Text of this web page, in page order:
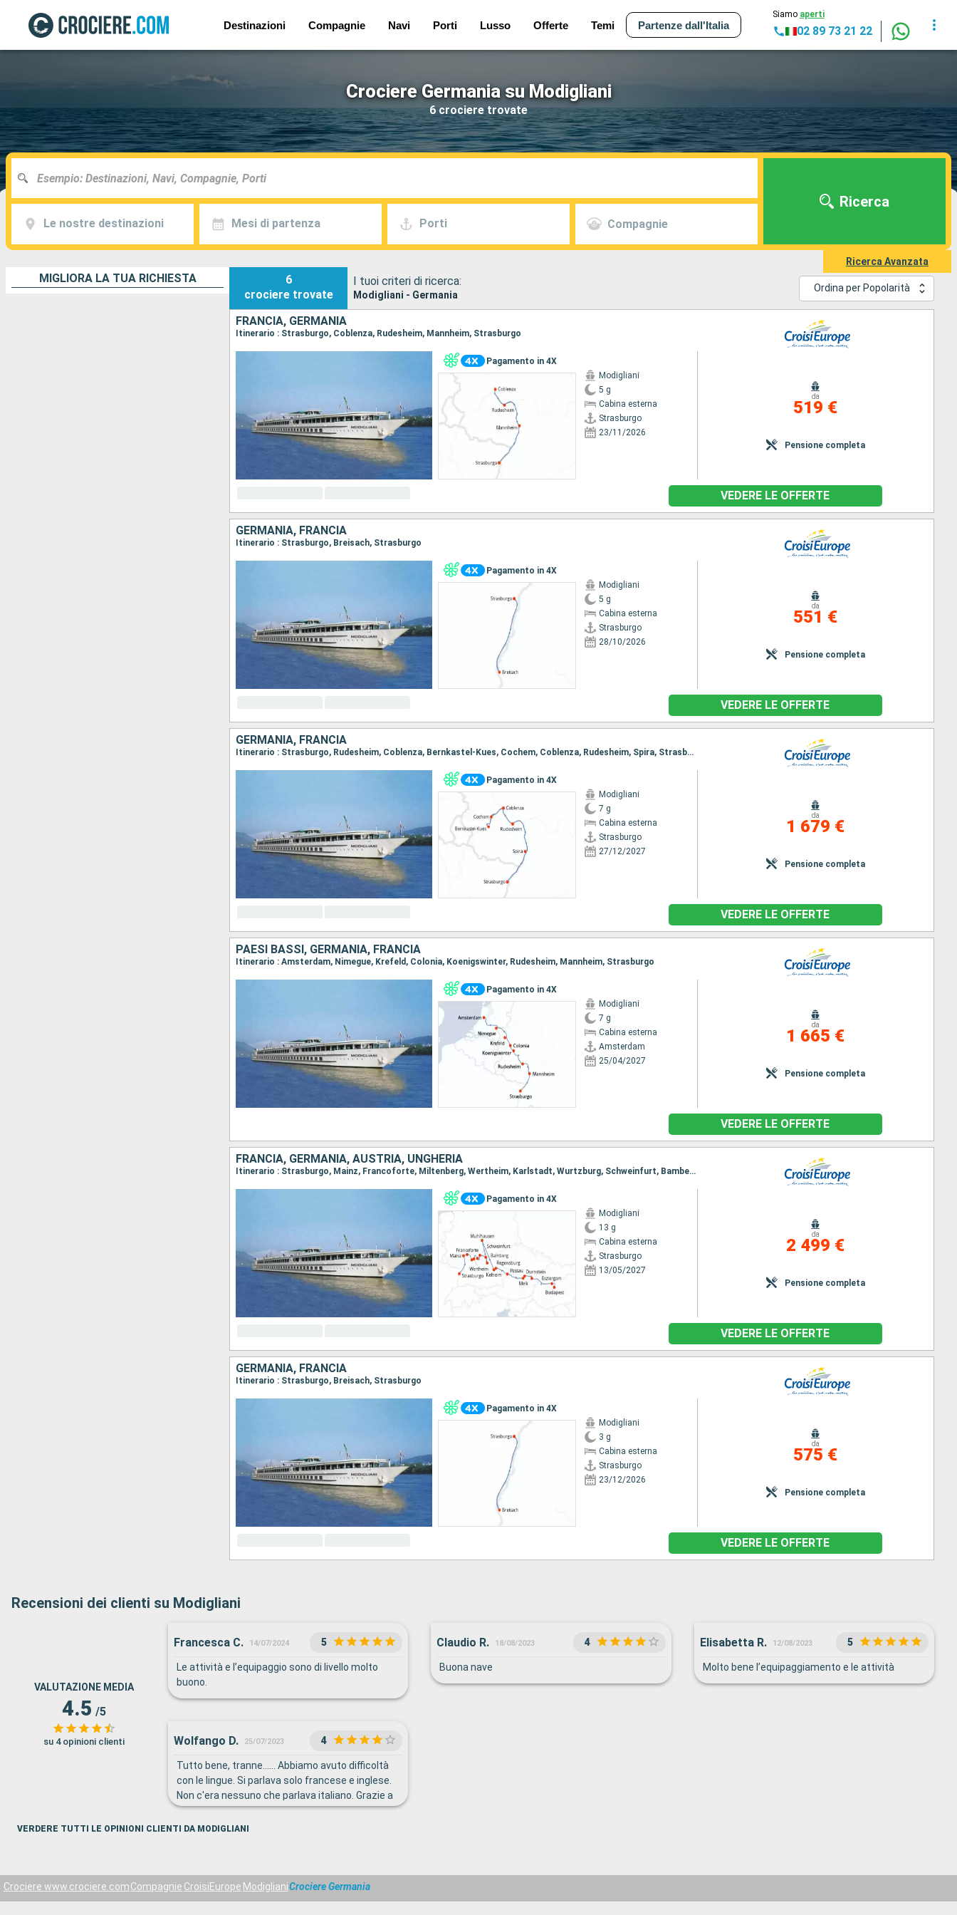
Destinazioni Compagnie Navi Porti Lusso Offerte Temi Partenze dall'Italia
Siamo aperti
02 89 73 21 22
Crociere Germania su Modigliani
6 crociere trovate
Le nostre destinazioni Mesi di partenza Porti Compagnie
Ricerca
Ricerca Avanzata
MIGLIORA LA TUA RICHIESTA
6
crociere trovate
I tuoi criteri di ricerca:
Modigliani - Germania
Ordina per Popolarità
FRANCIA, GERMANIA
Itinerario : Strasburgo, Coblenza, Rudesheim, Mannheim, Strasburgo
Pagamento in 4X
Modigliani
5 g
Cabina esterna
Strasburgo
23/11/2026
da
519 €
Pensione completa
VEDERE LE OFFERTE
GERMANIA, FRANCIA
Itinerario : Strasburgo, Breisach, Strasburgo
Pagamento in 4X
Modigliani
5 g
Cabina esterna
Strasburgo
28/10/2026
da
551 €
Pensione completa
VEDERE LE OFFERTE
GERMANIA, FRANCIA
Itinerario : Strasburgo, Rudesheim, Coblenza, Bernkastel-Kues, Cochem, Coblenza, Rudesheim, Spira, Strasburgo
Pagamento in 4X
Modigliani
7 g
Cabina esterna
Strasburgo
27/12/2027
da
1 679 €
Pensione completa
VEDERE LE OFFERTE
PAESI BASSI, GERMANIA, FRANCIA
Itinerario : Amsterdam, Nimegue, Krefeld, Colonia, Koenigswinter, Rudesheim, Mannheim, Strasburgo
Pagamento in 4X
Modigliani
7 g
Cabina esterna
Amsterdam
25/04/2027
da
1 665 €
Pensione completa
VEDERE LE OFFERTE
FRANCIA, GERMANIA, AUSTRIA, UNGHERIA
Itinerario : Strasburgo, Mainz, Francoforte, Miltenberg, Wertheim, Karlstadt, Wurtzburg, Schweinfurt, Bamberg, Norimberga, Muhlhausen, Kelheim, Regensburg, Passau, Melk, Durnstein, Vienna, Esztergom, Budapest
Pagamento in 4X
Modigliani
13 g
Cabina esterna
Strasburgo
13/05/2027
da
2 499 €
Pensione completa
VEDERE LE OFFERTE
GERMANIA, FRANCIA
Itinerario : Strasburgo, Breisach, Strasburgo
Pagamento in 4X
Modigliani
3 g
Cabina esterna
Strasburgo
23/12/2026
da
575 €
Pensione completa
VEDERE LE OFFERTE
Recensioni dei clienti su Modigliani
VALUTAZIONE MEDIA
4.5 /5
su 4 opinioni clienti
Francesca C. 14/07/2024 5
Le attività e l’equipaggio sono di livello molto
buono.
Claudio R. 18/08/2023 4
Buona nave
Elisabetta R. 12/08/2023 5
Molto bene l’equipaggiamento e le attività
Wolfango D. 25/07/2023 4
Tutto bene, tranne...... Abbiamo avuto difficoltà
con le lingue. Si parlava solo francese e inglese.
Non c'era nessuno che parlava italiano. Grazie a
Stefanie e Ariko, hanno provato ad aiutarci in
tutte le situazioni. Il personale di servizio al
VERDERE TUTTI LE OPINIONI CLIENTI DA MODIGLIANI
Crociere www.crociere.comCompagnie CroisiEurope ModiglianiCrociere Germania